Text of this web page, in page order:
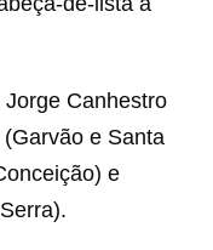
Canhestro
e Santa
e